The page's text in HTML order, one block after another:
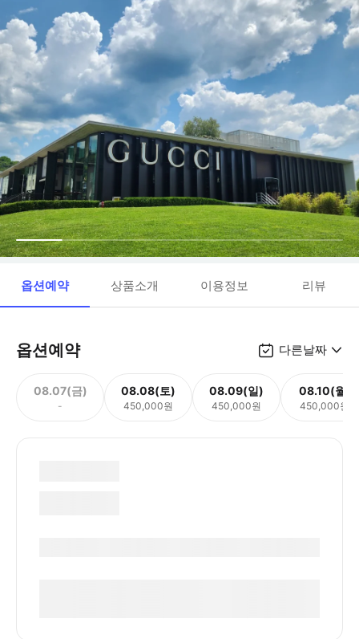
옵션예약 상품소개 이용정보 리뷰
옵션예약 다른날짜
08.07(금)
-
08.08(토)
450,000원
08.09(일)
450,000원
08.10(월)
450,000원